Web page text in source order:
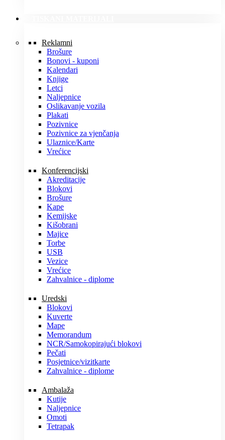
Reklamni
Brošure
Bonovi - kuponi
Kalendari
Knjige
Letci
Naljepnice
Oslikavanje vozila
Plakati
Pozivnice
Pozivnice za vjenčanja
Ulaznice/Karte
Vrećice
Konferencijski
Akreditacije
Blokovi
Brošure
Kape
Kemijske
Kišobrani
Majice
Torbe
USB
Vezice
Vrećice
Zahvalnice - diplome
Uredski
Blokovi
Kuverte
Mape
Memorandum
NCR/Samokopirajući blokovi
Pečati
Posjetnice/vizitkarte
Zahvalnice - diplome
Ambalaža
Kutije
Naljepnice
Omoti
Tetrapak